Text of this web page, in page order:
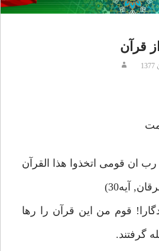
قرآن
ان قومى اتخذوا هذا القرآن
آيه30)
قوم من اين قرآن را رها
گرفتند.